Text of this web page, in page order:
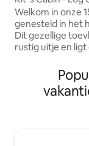
Indianapolis
Welkom in onze 150
genesteld in het
Dit gezellige
rustig uitje en
gemakken en
het centrum. Stap binnen en word
begroet door